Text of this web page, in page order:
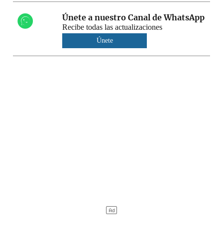
Únete a nuestro Canal de WhatsApp
Recibe todas las actualizaciones
Únete